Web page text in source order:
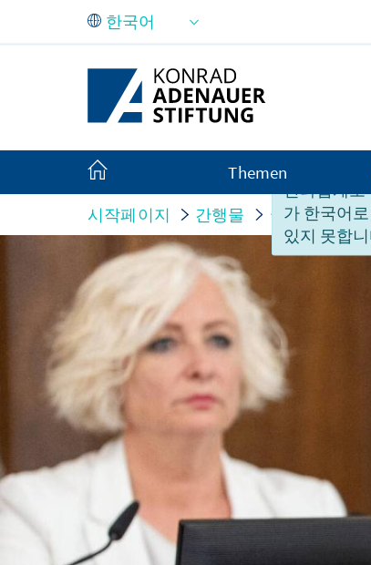
Skip to Main Content
안타깝게도
가 한국어
있지 못합
Themen
시작페이지 간행물 국가 보고서